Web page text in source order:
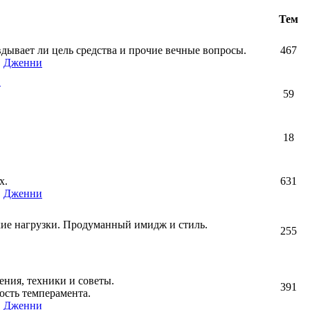
Тем
ли цель средства и прочие вечные вопросы.
Дженни
467
59
18
Дженни
631
нагрузки. Продуманный имидж и стиль.
255
техники и советы.
темперамента.
Дженни
391